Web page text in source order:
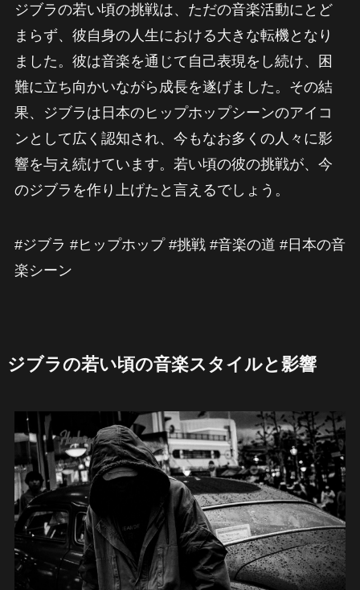
ジブラの若い頃の挑戦は、ただの音楽活動にとど
まらず、彼自身の人生における大きな転機となり
ました。彼は音楽を通じて自己表現をし続け、困
難に立ち向かいながら成長を遂げました。その結
果、ジブラは日本のヒップホップシーンのアイコ
ンとして広く認知され、今もなお多くの人々に影
響を与え続けています。若い頃の彼の挑戦が、今
のジブラを作り上げたと言えるでしょう。
#ジブラ #ヒップホップ #挑戦 #音楽の道 #日本の音
楽シーン
ジブラの若い頃の音楽スタイルと影響